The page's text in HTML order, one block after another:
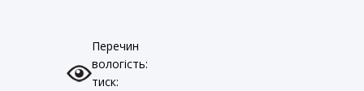
Перечин
вологість:
тиск: